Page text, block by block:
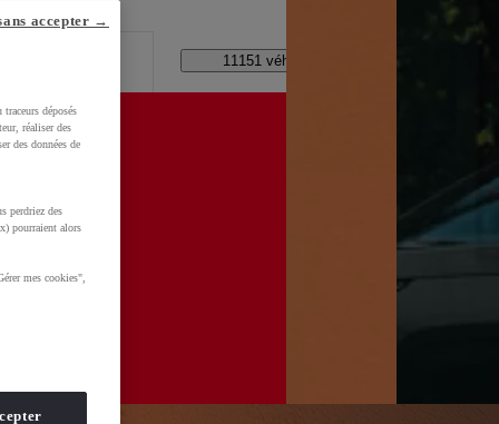
?
11151 véhicules disponibles
déposés
réaliser des
des données de
perdriez des
pourraient alors
mes cookies",
accepter →